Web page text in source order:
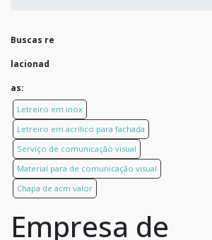
Buscas re
lacionad
as:
Letreiro em inox
Letreiro em acrílico para fachada
Serviço de comunicação visual
Material para de comunicação visual
Chapa de acm valor
Empresa de